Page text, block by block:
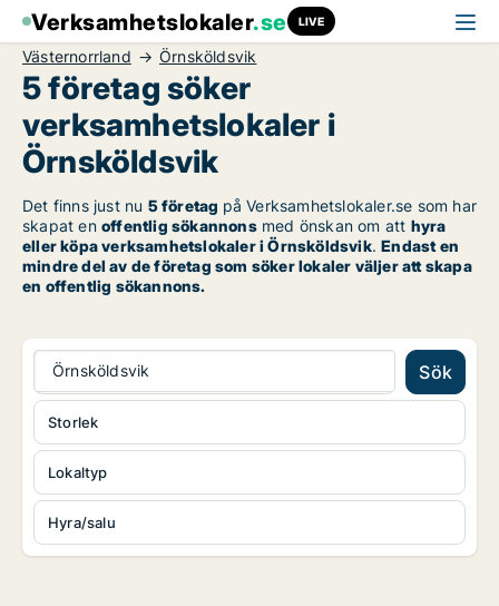
Verksamhetslokaler.se LIVE
Västernorrland Örnsköldsvik
5 företag söker
verksamhetslokaler i
Örnsköldsvik
Det finns just nu 5 företag på Verksamhetslokaler.se som har
skapat en offentlig sökannonsmed önskan om att hyra
eller köpa verksamhetslokaler i Örnsköldsvik.Endast en
mindre del av de företag som söker lokaler väljer att skapa
en offentlig sökannons.
Örnsköldsvik Sök
Lokaltyp
Hyra/salu
Storlek